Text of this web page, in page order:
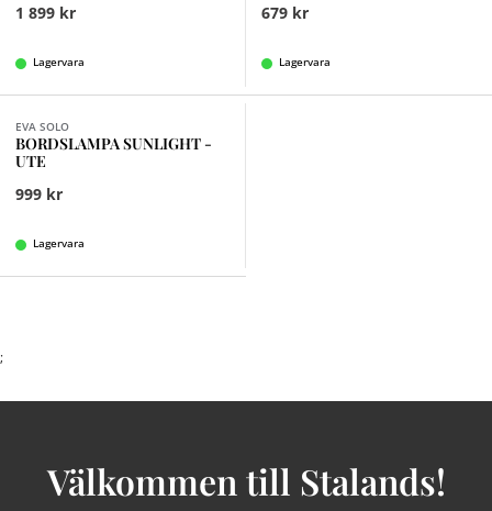
1 899 kr
Lagervara
679 kr
Lagervara
EVA SOLO
BORDSLAMPA SUNLIGHT -
UTE
999 kr
Lagervara
;
Välkommen till Stalands!